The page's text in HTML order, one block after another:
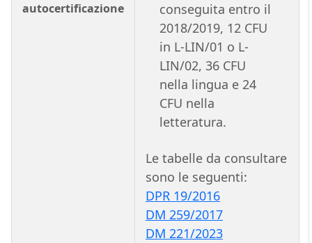
autocertificazione
conseguita entro il
2018/2019, 12 CFU
in L-LIN/01 o L-
LIN/02, 36 CFU
nella lingua e 24
CFU nella
letteratura.
Le tabelle da consultare
sono le seguenti:
DPR 19/2016
DM 259/2017
DM 221/2023